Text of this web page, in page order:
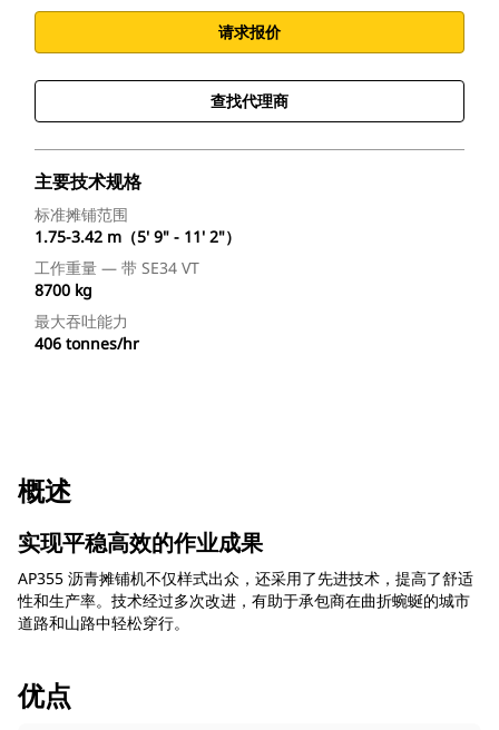
请求报价
查找代理商
主要技术规格
标准摊铺范围
1.75-3.42 m（5' 9" - 11' 2"）
工作重量 — 带 SE34 VT
8700 kg
最大吞吐能力
406 tonnes/hr
概述
实现平稳高效的作业成果
AP355 沥青摊铺机不仅样式出众，还采用了先进技术，提高了舒适
性和生产率。技术经过多次改进，有助于承包商在曲折蜿蜒的城市
道路和山路中轻松穿行。
优点